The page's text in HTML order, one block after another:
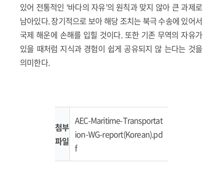
있어 전통적인 ‘바다의 자유’의 원칙과 맞지 않아 큰 과제로
남아있다. 장기적으로 보아 해당 조치는 북극 수송에 있어서
국제 해운에 손해를 입힐 것이다. 또한 기존 무역의 자유가
있을 때처럼 지식과 경험이 쉽게 공유되지 않 는다는 것을
의미한다.
첨부
파일
AEC-Maritime-Transportat
ion-WG-report(Korean).pd
f